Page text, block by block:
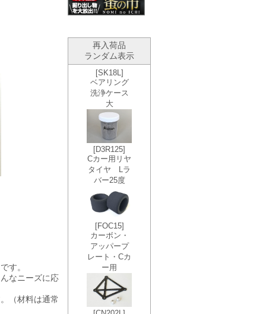
す。
なニーズに応
（材料は通常
再入荷品
ランダム表示